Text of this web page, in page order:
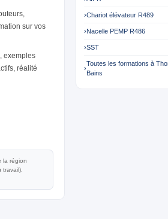
sur vos
exemples
réalité
la région
›Chariot élévateur R489
›Nacelle PEMP R486
›SST
›
Toutes les formations à
Bains